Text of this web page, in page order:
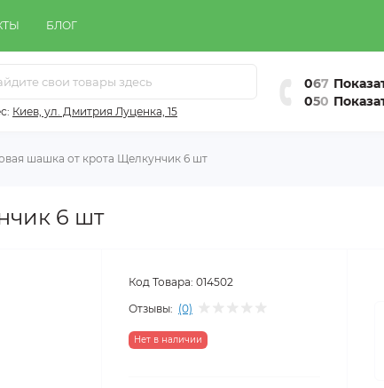
БЛОГ
Киeв, ул. Дмитрия Луценка, 15
067
050
шашка от крота Щелкунчик 6 шт
6 шт
Код Товара: 014502
Отзывы: (0)
Нет в наличии